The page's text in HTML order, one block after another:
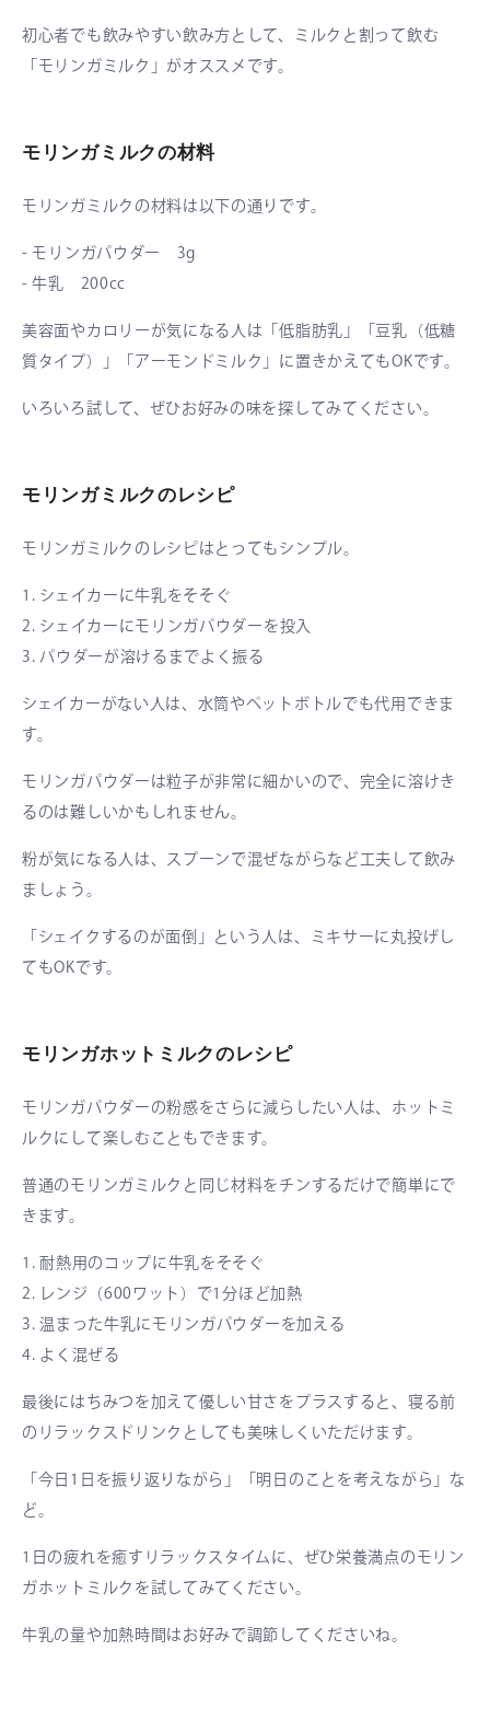
初心者でも飲みやすい飲み方として、ミルクと割って飲む
「モリンガミルク」がオススメです。
モリンガミルクの材料
モリンガミルクの材料は以下の通りです。
- モリンガパウダー 3g
- 牛乳 200cc
美容面やカロリーが気になる人は「低脂肪乳」「豆乳（低糖
質タイプ）」「アーモンドミルク」に置きかえてもOKです。
いろいろ試して、ぜひお好みの味を探してみてください。
モリンガミルクのレシピ
モリンガミルクのレシピはとってもシンプル。
1. シェイカーに牛乳をそそぐ
2. シェイカーにモリンガパウダーを投入
3. パウダーが溶けるまでよく振る
シェイカーがない人は、水筒やペットボトルでも代用できま
す。
モリンガパウダーは粒子が非常に細かいので、完全に溶けき
るのは難しいかもしれません。
粉が気になる人は、スプーンで混ぜながらなど工夫して飲み
ましょう。
「シェイクするのが面倒」という人は、ミキサーに丸投げし
てもOKです。
モリンガホットミルクのレシピ
モリンガパウダーの粉感をさらに減らしたい人は、ホットミ
ルクにして楽しむこともできます。
普通のモリンガミルクと同じ材料をチンするだけで簡単にで
きます。
1. 耐熱用のコップに牛乳をそそぐ
2. レンジ（600ワット）で1分ほど加熱
3. 温まった牛乳にモリンガパウダーを加える
4. よく混ぜる
最後にはちみつを加えて優しい甘さをプラスすると、寝る前
のリラックスドリンクとしても美味しくいただけます。
「今日1日を振り返りながら」「明日のことを考えながら」な
ど。
1日の疲れを癒すリラックスタイムに、ぜひ栄養満点のモリン
ガホットミルクを試してみてください。
牛乳の量や加熱時間はお好みで調節してくださいね。